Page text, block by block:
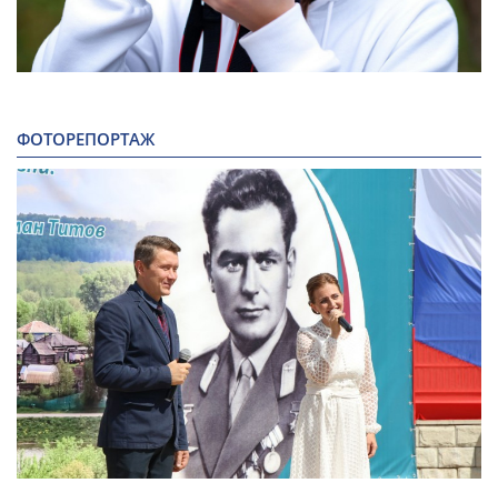
ФОТОРЕПОРТАЖ